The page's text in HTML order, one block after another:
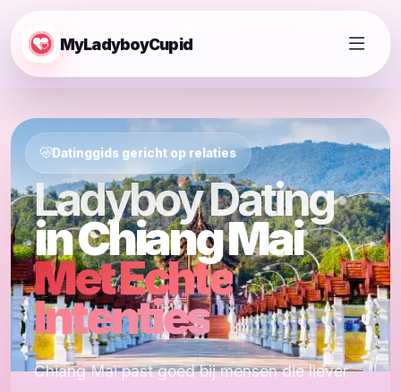
MyLadyboyCupid
Datinggids gericht op relaties
Ladyboy Dating
in Chiang Mai
Met Echte
Intenties
Chiang Mai past goed bij mensen die liever